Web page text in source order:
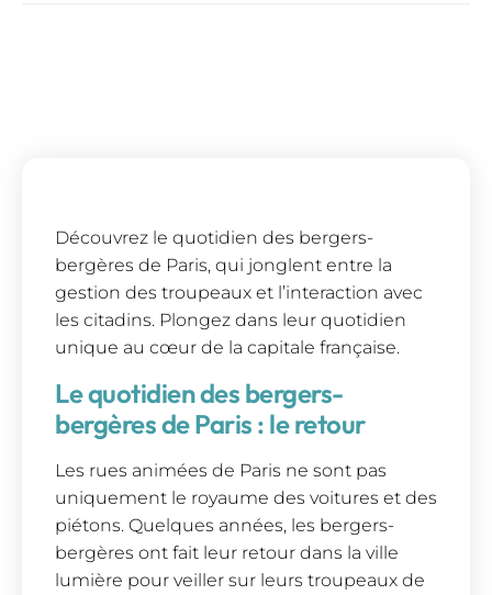
Découvrez le quotidien des bergers-
bergères de Paris, qui jonglent entre la
gestion des troupeaux et l’interaction avec
les citadins. Plongez dans leur quotidien
unique au cœur de la capitale française.
Le quotidien des bergers-
bergères de Paris : le retour
Les rues animées de Paris ne sont pas
uniquement le royaume des voitures et des
piétons. Quelques années, les bergers-
bergères ont fait leur retour dans la ville
lumière pour veiller sur leurs troupeaux de